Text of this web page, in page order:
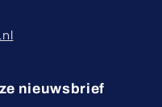
nieuwsbrief